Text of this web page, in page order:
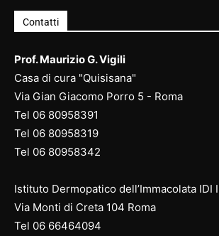
Contatti
Prof. Maurizio G. Vigili
Casa di cura "Quisisana"
Via Gian Giacomo Porro 5 - Roma
Tel 06 80958391
Tel 06 80958319
Tel 06 80958342
Istituto Dermopatico dell’Immacolata IDI
Via Monti di Creta 104 Roma
Tel 06 66464094